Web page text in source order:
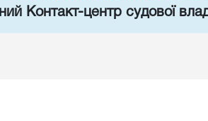
Контакт-центр судової